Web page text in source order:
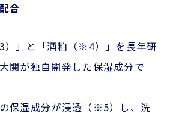
合
）」と「酒粕（※4）」を長年研
関が独自開発した保湿成分で
保湿成分が浸透（※5）し、洗